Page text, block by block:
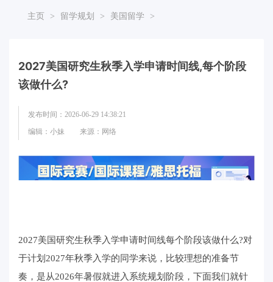
主页 > 留学规划 > 美国留学 >
2027美国研究生秋季入学申请时间线,每个阶段
该做什么?
发布时间：2026-06-29 14:38:21
编辑：小妹
来源：网络
2027美国研究生秋季入学申请时间线每个阶段该做什么?对
于计划2027年秋季入学的同学来说，比较理想的准备节
奏，是从2026年暑假就进入系统规划阶段，下面我们就针